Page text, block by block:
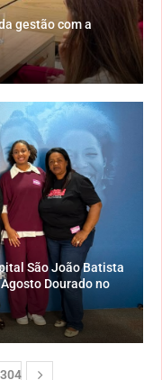
gestão com a
São João Batista
Dourado no
304